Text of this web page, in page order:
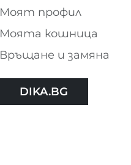
Моят профил
Моята кошница
Връщане и замяна
DIKA.BG